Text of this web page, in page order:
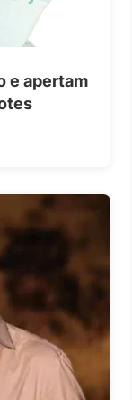
e apertam